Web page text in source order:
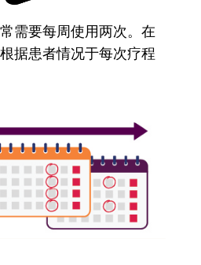
需要每周使用两次。在
据患者情况于每次疗程